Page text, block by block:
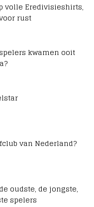
volle Eredivisieshirts,
rust
kwamen ooit
van Nederland?
oudste, de jongste,
spelers